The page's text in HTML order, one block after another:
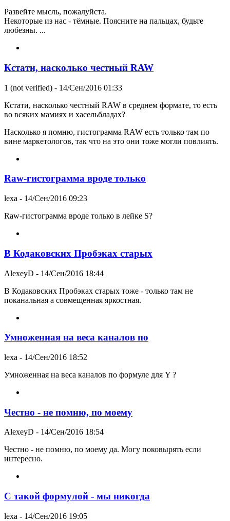
Развейте мысль, пожалуйста.
Некоторые из нас - тёмные. Поясните на пальцах, будьте
любезны. ...
Кстати, насколько честный RAW
1 (not verified) - 14/Сен/2016 01:33
Кстати, насколько честный RAW в среднем формате, то есть
во всяких мамиях и хасельбладах?
Насколько я помню, гистограмма RAW есть только там по
вине маркетологов, так что на это они тоже могли повлиять.
Raw-гистограмма вроде только
lexa - 14/Сен/2016 09:23
Raw-гистограмма вроде только в лейке S?
В Кодаковских Пробэках старых
AlexeyD - 14/Сен/2016 18:44
В Кодаковских Пробэках старых тоже - только там не
поканальная а совмещенная яркостная.
Умноженная на веса каналов по
lexa - 14/Сен/2016 18:52
Умноженная на веса каналов по формуле для Y ?
Честно - не помню, по моему
AlexeyD - 14/Сен/2016 18:54
Честно - не помню, по моему да. Могу поковырять если
интересно.
С такой формулой - мы никогда
lexa - 14/Сен/2016 19:05